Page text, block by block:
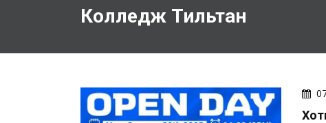
Колледж Тильтан